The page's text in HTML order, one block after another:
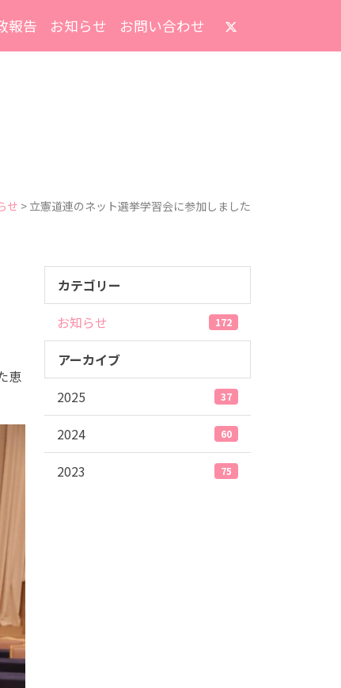
報告 お知らせ お問い合わせ
せ > 立憲道連のネット選挙学習会に参加しました
恵
カテゴリー
お知らせ
172
アーカイブ
2025
37
2024 60
2023 75